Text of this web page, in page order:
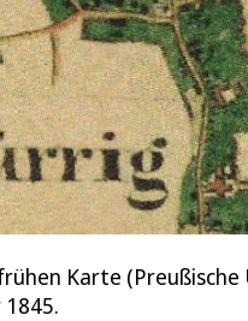
Karte